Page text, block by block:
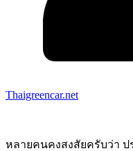
Thaigreencar.net
หลายคนคงสงสัยครับว่า